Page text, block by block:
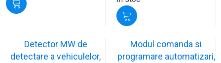
Detector MW de
detectare a vehiculelor,
Modul comanda si
programare automatizari,